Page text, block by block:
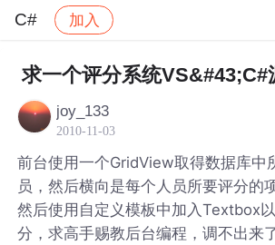
C# 加入
社区 C# 帖子详情
求一个评分系统VS&#43;C#
joy_133
2010-11-03
前台使用一个GridView取得数据库中
员，然后横向是每个人员所要评分的
然后使用自定义模板中加入Textbox
分，求高手赐教后台编程，调不出来